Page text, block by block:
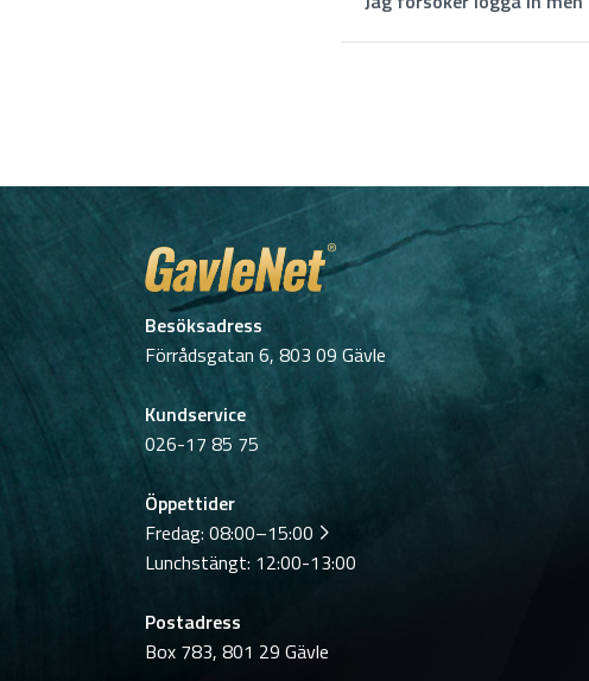
Besöksadress
Förrådsgatan 6, 803 09 Gävle
Kundservice
026-17 85 75
Öppettider
Fredag: 08:00–15:00
Lunchstängt: 12:00-13:00
Postadress
Box 783, 801 29 Gävle